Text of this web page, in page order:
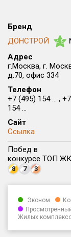
Все
Все
Цена
от
Общая площадь,
от
Срок сдачи
от
Кол-во комнат
Бренд
ДОНСТРОЙ
4.5
Адрес
г.Москва, г.
д.70, офис 334
Телефон
+7 (495) 154 ... ,
154 ...
Сайт
Ссылка
Побед в
конкурсе ТОП ЖК
8 7 3
Эконом
Жилых